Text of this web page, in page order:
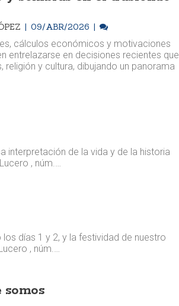
09/ABR/2026
cálculos económicos y motivaciones
entrelazarse en decisiones recientes que
religión y cultura, dibujando un panorama
interpretación de la vida y de la historia
, núm.…
días 1 y 2, y la festividad de nuestro
, núm.…